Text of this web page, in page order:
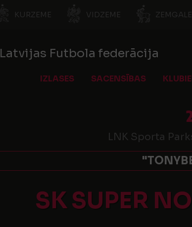
KURZEME VIDZEME ZEMGALE
Latvijas Futbola federācija
IZLASES SACENSĪBAS
LNK Sporta
SK SUPER